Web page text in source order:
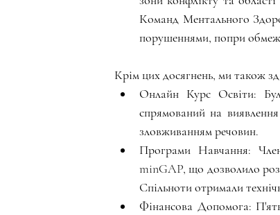
Команд Ментального
порушеннями, попри
Крім цих досягнень, ми також
Онлайн Курс Освіти:
спрямований на
зловживанням речовин.
Програми Навчання:
minGAP, що дозволило
Спільноти отримали
Фінансова Допомога: